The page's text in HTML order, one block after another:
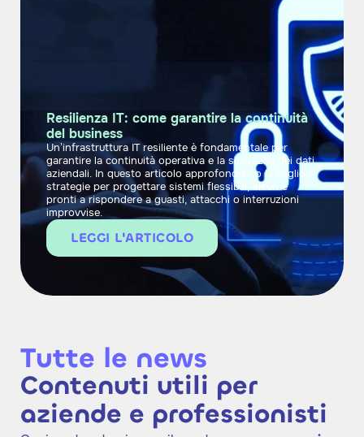
Resilienza IT: come garantire la continuità
del business
Un’infrastruttura IT resiliente è fondamentale per
garantire la continuità operativa e la sicurezza dei dati
aziendali. In questo articolo approfondiamo le migliori
strategie per progettare sistemi flessibili, sicuri e
pronti a rispondere a guasti, attacchi o interruzioni
improvvise.
LEGGI L'ARTICOLO
Tutte le news
Contenuti utili per
aziende e professionisti